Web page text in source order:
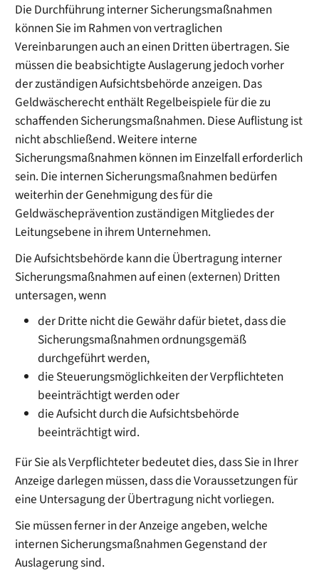
Die Durchführung interner Sicherungsmaßnahmen
können Sie im Rahmen von vertraglichen
Vereinbarungen auch an einen Dritten übertragen. Sie
müssen die beabsichtigte Auslagerung jedoch vorher
der zuständigen Aufsichtsbehörde anzeigen. Das
Geldwäscherecht enthält Regelbeispiele für die zu
schaffenden Sicherungsmaßnahmen. Diese Auflistung ist
nicht abschließend. Weitere interne
Sicherungsmaßnahmen können im Einzelfall erforderlich
sein. Die internen Sicherungsmaßnahmen bedürfen
weiterhin der Genehmigung des für die
Geldwäscheprävention zuständigen Mitgliedes der
Leitungsebene in ihrem Unternehmen.
Die Aufsichtsbehörde kann die Übertragung interner
Sicherungsmaßnahmen auf einen (externen) Dritten
untersagen, wenn
der Dritte nicht die Gewähr dafür bietet, dass die
Sicherungsmaßnahmen ordnungsgemäß
durchgeführt werden,
die Steuerungsmöglichkeiten der Verpflichteten
beeinträchtigt werden oder
die Aufsicht durch die Aufsichtsbehörde
beeinträchtigt wird.
Für Sie als Verpflichteter bedeutet dies, dass Sie in Ihrer
Anzeige darlegen müssen, dass die Voraussetzungen für
eine Untersagung der Übertragung nicht vorliegen.
Sie müssen ferner in der Anzeige angeben, welche
internen Sicherungsmaßnahmen Gegenstand der
Auslagerung sind.